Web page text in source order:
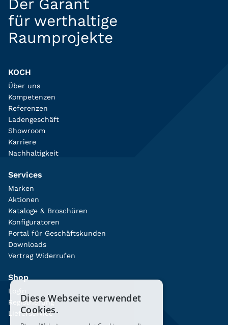
Der Garant
für werthaltige
Raumprojekte
KOCH
Über uns
Kompetenzen
Referenzen
Ladengeschäft
Showroom
Karriere
Nachhaltigkeit
Services
Marken
Aktionen
Kataloge & Broschüren
Konfiguratoren
Portal für Geschäftskunden
Downloads
Vertrag Widerrufen
Shop
Login
Registrierung
Lieferservice
Diese Webseite verwendet
Cookies.